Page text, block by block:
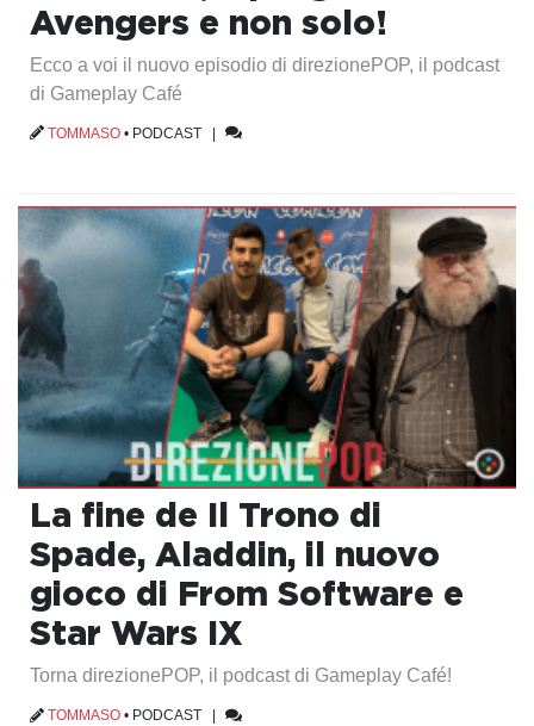
Avengers e non solo!
Ecco a voi il nuovo episodio di direzionePOP, il podcast
di Gameplay Café
TOMMASO • PODCAST |
La fine de Il Trono di
Spade, Aladdin, il nuovo
gioco di From Software e
Star Wars IX
Torna direzionePOP, il podcast di Gameplay Café!
TOMMASO • PODCAST